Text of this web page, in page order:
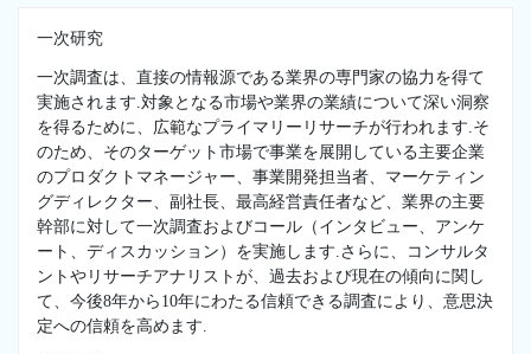
一次研究
一次調査は、直接の情報源である業界の専門家の協力を得て
実施されます.対象となる市場や業界の業績について深い洞察
を得るために、広範なプライマリーリサーチが行われます.そ
のため、そのターゲット市場で事業を展開している主要企業
のプロダクトマネージャー、事業開発担当者、マーケティン
グディレクター、副社長、最高経営責任者など、業界の主要
幹部に対して一次調査およびコール（インタビュー、アンケ
ート、ディスカッション）を実施します.さらに、コンサルタ
ントやリサーチアナリストが、過去および現在の傾向に関し
て、今後8年から10年にわたる信頼できる調査により、意思決
定への信頼を高めます.